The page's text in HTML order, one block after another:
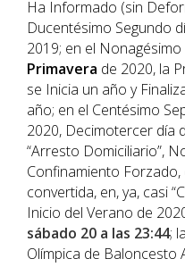
Ha Informado (sin
Ducentésimo Segundo
2019; en el
Primavera de 2020, la
se Inicia un año y
año; en el Centésimo
2020, Decimotercer día
“Arresto Domiciliario”,
Confinamiento Forzado,
convertida, en, ya, casi
Inicio del Verano de
sábado 20 a las 23:44; la
Olímpica de Baloncesto